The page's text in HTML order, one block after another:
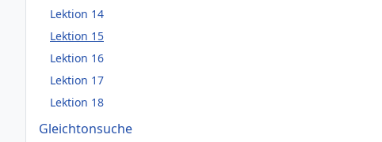
Lektion 14
Lektion 15
Lektion 16
Lektion 17
Lektion 18
Gleichtonsuche